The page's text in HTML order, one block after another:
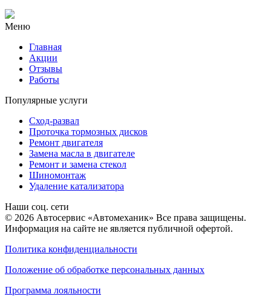
Меню
Главная
Акции
Отзывы
Работы
Популярные услуги
Сход-развал
Проточка тормозных дисков
Ремонт двигателя
Замена масла в двигателе
Ремонт и замена стекол
Шиномонтаж
Удаление катализатора
Наши соц. сети
© 2026 Автосервис «Автомеханик» Все права защищены.
Информация на сайте не является публичной офертой.
Политика конфиденциальности
Положение об обработке персональных данных
Программа лояльности